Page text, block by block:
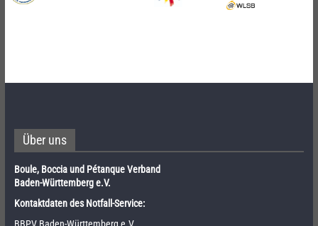
Über uns
Boule, Boccia und Pétanque Verband
Baden-Württemberg e.V.
Kontaktdaten des Notfall-Service:
BBPV Baden-Württemberg e.V.